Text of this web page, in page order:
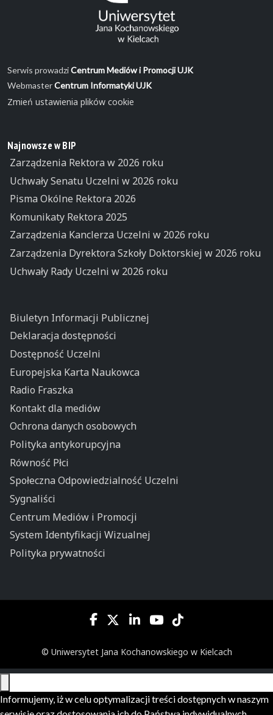
Serwis prowadziCentrum Mediów i Promocji UJK
WebmasterCentrum Informatyki UJK
Zmień ustawienia plików cookie
Najnowsze w BIP
Zarządzenia Rektora w 2026 roku
Uchwały Senatu Uczelni w 2026 roku
Pisma Okólne Rektora 2026
Komunikaty Rektora 2025
Zarządzenia Kanclerza Uczelni w 2026 roku
Zarządzenia Dyrektora Szkoły Doktorskiej w 2026 roku
Uchwały Rady Uczelni w 2026 roku
Biuletyn Informacji Publicznej
Deklaracja dostępności
Dostępność Uczelni
Europejska Karta Naukowca
Radio Fraszka
Kontakt dla mediów
Ochrona danych osobowych
Polityka antykorupcyjna
Równość Płci
Społeczna Odpowiedzialność Uczelni
Sygnaliści
Centrum Mediów i Promocji
System Identyfikacji Wizualnej
Polityka prywatności
© Uniwersytet Jana Kochanowskiego w Kielcach
Informujemy, iż w celu optymalizacji treści dostępnych w naszym